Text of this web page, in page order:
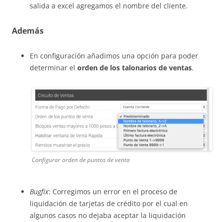
salida a excel agregamos el nombre del cliente.
Además
En configuración añadimos una opción para poder
determinar el orden de los talonarios de ventas.
Configurar orden de puntos de venta
Bugfix: Corregimos un error en el proceso de
liquidación de tarjetas de crédito por el cual en
algunos casos no dejaba aceptar la liquidación